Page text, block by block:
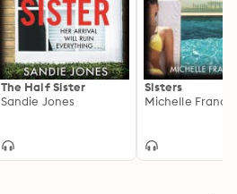
The Half Sister
Sandie Jones
Sisters
Michelle